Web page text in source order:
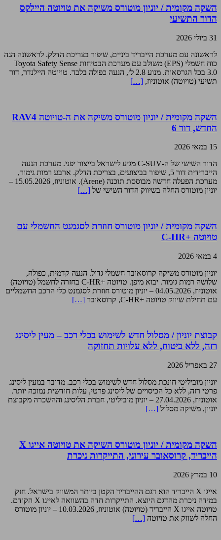
השקה מקומית / יוניון מוטורס משיקה את טויוטה היילקס
הדור התשיעי
31 ביולי 2026
לראשונה עם מערכת הייבריד ביניים, שיפור בצריכת הדלק. לראשונה הגה
כוח חשמלי (EPS) משולב עם מערכת הבטיחות Toyota Safety Sense
3.0 בכל הגרסאות. מנוע 2.8 ל׳, הנעה כפולה בלבד. טויוטה היילנדר, דור
תשיעי (טויוטה) אוטוניוז, […]
השקה מקומית / יוניון מוטורס משיקה את ה-טויוטה RAV4
החדש, דור 6
15 במאי 2026
הדור השישי של ה-C-SUV מגיע לישראל בייצור יפני. מערכת הנעה
הייברידית דור 5, שיפור בביצועים, בצריכת הדלק. ארבע רמות גימור,
מערכת הפעלה חדשה מבוססת תוכנה (Arene). אוטוניוז, 15.05.2026 –
יוניון מוטורס החלה בשיווק הדור השישי של […]
השקה מקומית / יוניון מוטורס חוזרת לסגמנט החשמלי עם
טויוטה +C-HR
4 במאי 2026
יוניון מוטורס משיקה קרוסאובר חשמלי גדול. הנעה קדמית, כפולה,
שלושה רמות גימור. יבוא מיפן. טויוטה +C-HR בחזרה לחשמל (טויוטה)
אוטוניוז, 04.05.2026 – יוניון מוטורס חוזרת לסגמנט כלי הרכב החשמליים
עם תחילת שיווק טויוטה +C-HR, קרוסאובר
[…]
קבוצת יוניון / מסלול חדש לשימוש בכלי רכב – מעין ליסינג
רזה, ללא ביטוח, ללא עלויות תחזוקה
27 באפריל 2026
יוניון מוביליטי חונכת מסלול חדש לשימוש בכלי רכב. מדובר במעין ליסינג
פרטי רזה, ללא כל הכיסויים של ליסינג פרטי, עלות חודשית נמוכה יותר.
אוטוניוז, 27.04.2026 – יוניון מוביליטי, חברת הליסינג וההשכרה מקבוצת
יוניון, משיקה מסלול […]
השקה מקומית / יוניון מוטורס השיקה את טויוטה אייגו X
הייבריד, קרוסאובר עירוני, התייקרות ניכרת
10 במרץ 2026
אייגו X הייבריד הוא דגם ההייבריד הקטן ביותר המשווק בישראל. חזק
במידה ניכרת מהדגם היוצא. התייקרות חדה בהשוואה לאייגו X הקודם.
טויוטה אייגו X הייבריד (טויוטה) אוטוניוז, 10.03.2026 – יוניון מוטורס
החלה לשווק את טויוטה […]